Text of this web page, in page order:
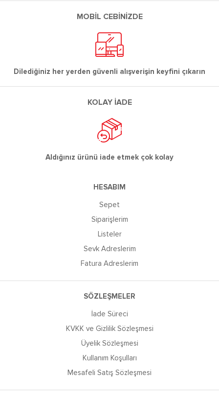
MOBİL CEBİNİZDE
Dilediğiniz her yerden güvenli alışverişin keyfini çıkarın
KOLAY İADE
Aldığınız ürünü iade etmek çok kolay
HESABIM
Sepet
Siparişlerim
Listeler
Sevk Adreslerim
Fatura Adreslerim
SÖZLEŞMELER
İade Süreci
KVKK ve Gizlilik Sözleşmesi
Üyelik Sözleşmesi
Kullanım Koşulları
Mesafeli Satış Sözleşmesi